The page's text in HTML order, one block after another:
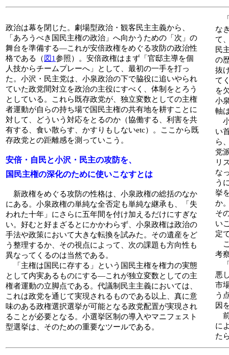
政治は幕を閉じた。劇場型政治・観客民主主義から、
「あろうべき国民主権の政治」へ向かうための「次」の
舞台を準備する―これが安倍政権をめぐる攻防の政治性
格である（ 図1参照）。安倍政権はまず「官邸主導を個
人技からチームプレーへ」として、最初の一手を打っ
た。小沢・民主党は、小泉政治の下で脇役に追いやられ
ていた政党間対立を政治の主役にすべく、体制をとろう
としている。これら既存政党が、独立変数としての主権
者運動が自らの持ち場で国民主権の共有地を耕すことに
対して、どういう対応をとるのか（協働する、利害を共
有する、食い散らす、かすりもしないetc）。ここから既
存政党との距離感を測っていこう。
安倍・自民と小沢・民主の攻防を、
国民主権の深化のために使いこなすとは
新政権をめぐる攻防の性格は、小泉政権の総括のなか
にある。小泉政権の単純な全否定も単純な継承も、「失
われた十年」にさらに五年間を付け加えるだけにすぎな
い。好むと好まざるとにかかわらず、小泉政権は政治の
手法や政策において大きな転換を試みた。その遺産をど
う整理するか、その視点によって、次の課題も方向性も
異なってくるのは当然である。
「主権は国民に存する」という国民主権を権力の実態
として内実あるものにする―これが独立変数としての主
権者運動の立脚点である。代議制民主主義においては、
これは政党を通じて実現されるものである以上、真に意
味のある政権選択選挙が可能となる政党配置が実現され
ることが必要となる。小選挙区制の導入やマニフェスト
型選挙は、そのための重要なツールである。
「
な
て
民
の
抜
て
を
小
軸
小
い
ら
党
リ
な
う
挙
か
そ
い
定
こ
考
「
悪
市
う
因
前
に
た